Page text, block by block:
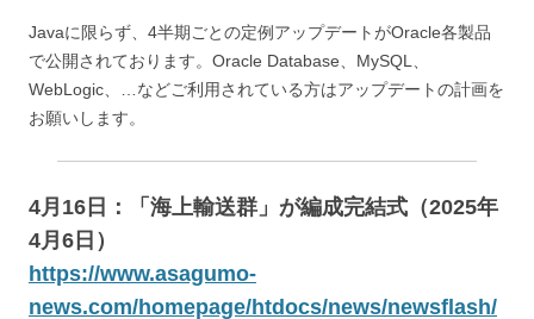
Javaに限らず、4半期ごとの定例アップデートがOracle各製品
で公開されております。Oracle Database、MySQL、
WebLogic、…などご利用されている方はアップデートの計画を
お願いします。
4月16日：「海上輸送群」が編成完結式（2025年
4月6日）
https://www.asagumo-
news.com/homepage/htdocs/news/newsflash/